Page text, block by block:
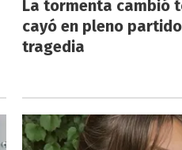
La tormenta cambió
cayó en pleno
tragedia